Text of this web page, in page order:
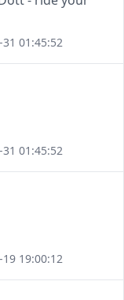
01:45:52
01:45:52
19:00:12